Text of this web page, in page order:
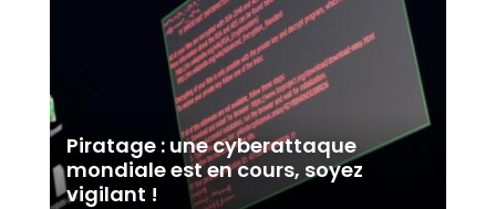
Piratage : une cyberattaque
mondiale est en cours, soyez
vigilant !